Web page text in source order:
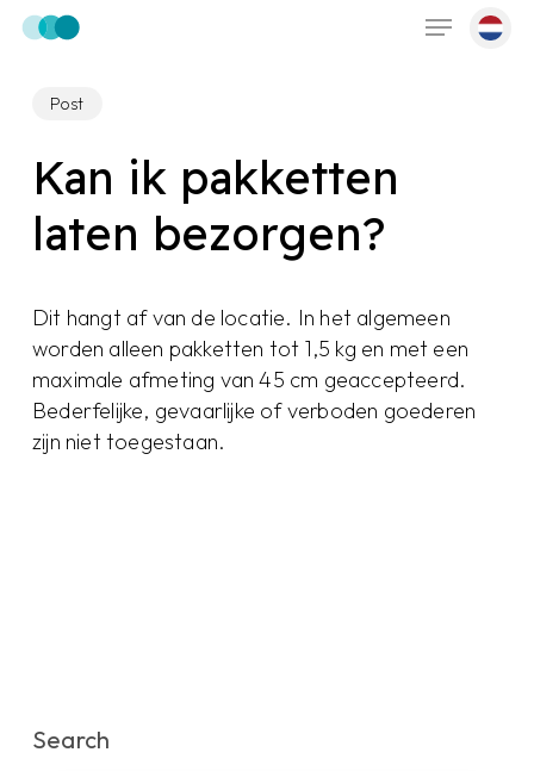
Skip
content
Menu
Post
Kan ik pakketten
laten bezorgen?
Dit hangt af van de locatie. In het algemeen
worden alleen pakketten tot 1,5 kg en met een
maximale afmeting van 45 cm geaccepteerd.
Bederfelijke, gevaarlijke of verboden goederen
zijn niet toegestaan.
Search